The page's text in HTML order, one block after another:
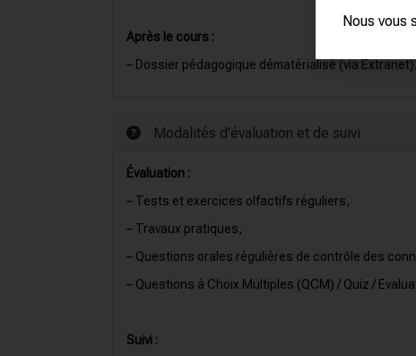
Après le cours :
– Dossier pédagogique dématérialisé (via Extranet).
Modalités d'évaluation et de suivi
Évaluation :
– Tests et exercices olfactifs réguliers,
– Travaux pratiques,
– Questions orales régulières de contrôle des
– Questions à Choix Multiples (QCM) / Quiz /
Suivi :
Nous vous